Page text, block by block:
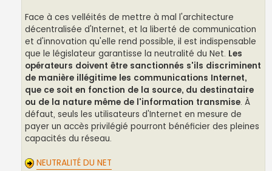
Face à ces velléités de mettre à mal l'architecture
décentralisée d'Internet, et la liberté de communication
et d'innovation qu'elle rend possible, il est indispensable
que le législateur garantisse la neutralité du Net. Les
opérateurs doivent être sanctionnés s'ils discriminent
de manière illégitime les communications Internet,
que ce soit en fonction de la source, du destinataire
ou de la nature même de l'information transmise. À
défaut, seuls les utilisateurs d'Internet en mesure de
payer un accès privilégié pourront bénéficier des pleines
capacités du réseau.
NEUTRALITÉ DU NET